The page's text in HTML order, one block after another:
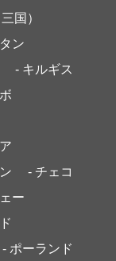
国）
ン
- キルギス
- チェコ
ー
- ポーランド